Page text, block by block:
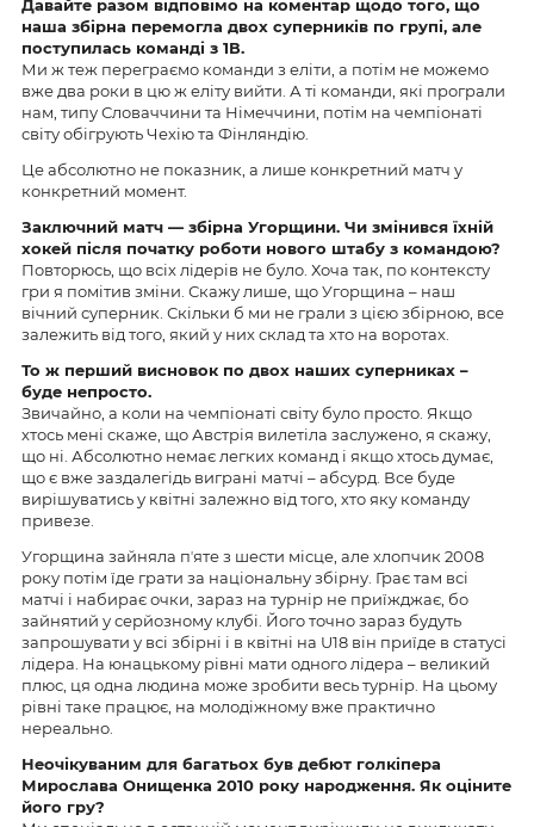
Давайте разом відповімо на коментар щодо того, що
наша збірна перемогла двох суперників по групі, але
поступилась команді з 1В.
Ми ж теж переграємо команди з еліти, а потім не можемо
вже два роки в цю ж еліту вийти. А ті команди, які програли
нам, типу Словаччини та Німеччини, потім на чемпіонаті
світу обігрують Чехію та Фінляндію.
Це абсолютно не показник, а лише конкретний матч у
конкретний момент.
Заключний матч — збірна Угорщини. Чи змінився їхній
хокей після початку роботи нового штабу з командою?
Повторюсь, що всіх лідерів не було. Хоча так, по контексту
гри я помітив зміни. Скажу лише, що Угорщина – наш
вічний суперник. Скільки б ми не грали з цією збірною, все
залежить від того, який у них склад та хто на воротах.
То ж перший висновок по двох наших суперниках –
буде непросто.
Звичайно, а коли на чемпіонаті світу було просто. Якщо
хтось мені скаже, що Австрія вилетіла заслужено, я скажу,
що ні. Абсолютно немає легких команд і якщо хтось думає,
що є вже заздалегідь виграні матчі – абсурд. Все буде
вирішуватись у квітні залежно від того, хто яку команду
привезе.
Угорщина зайняла пʼяте з шести місце, але хлопчик 2008
року потім їде грати за національну збірну. Грає там всі
матчі і набирає очки, зараз на турнір не приїжджає, бо
зайнятий у серйозному клубі. Його точно зараз будуть
запрошувати у всі збірні і в квітні на U18 він приїде в статусі
лідера. На юнацькому рівні мати одного лідера – великий
плюс, ця одна людина може зробити весь турнір. На цьому
рівні таке працює, на молодіжному вже практично
нереально.
Неочікуваним для багатьох був дебют голкіпера
Мирослава Онищенка 2010 року народження. Як оціните
його гру?